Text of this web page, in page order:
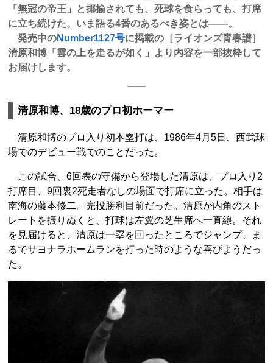
「無冠の帝王」と揶揄されても、死球を食らっても、打席
に立ち続けた。いま語る4番のあるべき姿とは――。
発売中のNumber1127号に掲載の［ライオンズ青春譜］
清原和博「雲の上を走るが如く」より内容を一部抜粋して
お届けします。
清原和博、18歳のプロ初ホーマー
清原和博のプロ入り初本塁打は、1986年4月5日、西武球
場でのデビュー戦でのことだった。
この試合、6回表の守備から登場した清原は、プロ入り2
打席目、9回裏2死走者なしの場面で打席に立った。相手は
南海の藤本修二。完投勝利目前だった。清原が内角のスト
レートを振りぬくと、打球は左翼の芝生席へ一直線。それ
を見届けると、清原は一塁を回ったところでジャンプ、ま
るでサヨナラホームランを打った時のような喜びようだっ
た。